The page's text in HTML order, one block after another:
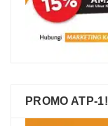
PROMO ATP-1!